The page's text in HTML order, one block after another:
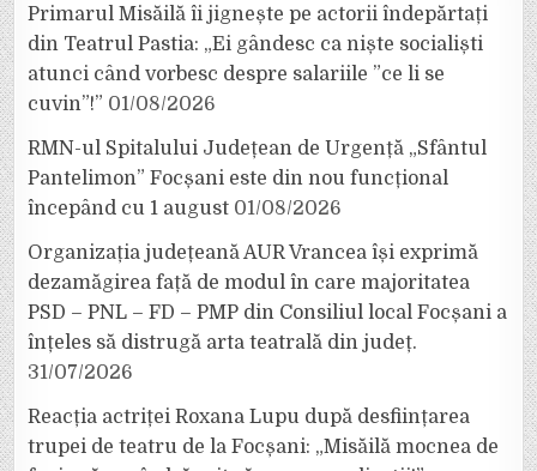
Primarul Misăilă îi jignește pe actorii îndepărtați
din Teatrul Pastia: „Ei gândesc ca niște socialiști
atunci când vorbesc despre salariile ”ce li se
cuvin”!” 01/08/2026
RMN-ul Spitalului Județean de Urgență „Sfântul
Pantelimon” Focșani este din nou funcțional
începând cu 1 august 01/08/2026
Organizația județeană AUR Vrancea își exprimă
dezamăgirea față de modul în care majoritatea
PSD – PNL – FD – PMP din Consiliul local Focșani a
înțeles să distrugă arta teatrală din județ.
31/07/2026
Reacția actriței Roxana Lupu după desființarea
trupei de teatru de la Focșani: „Misăilă mocnea de